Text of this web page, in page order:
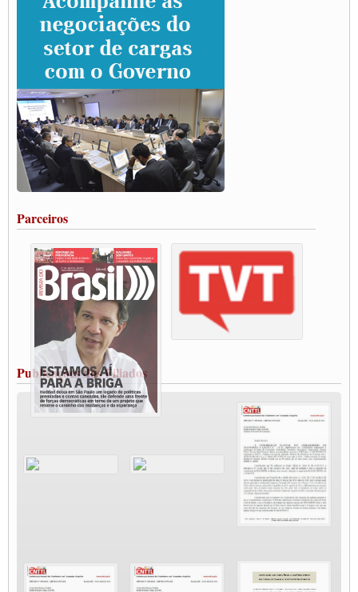
CNTTL e lideranças de caminhoneiros participam de debate sobre saúde nas
rodovias
Paulinho e Litti debatem política global para transporte rodoviário de cargas na
SUTCRA no Uruguai
Grande Conquista da Categoria transporte de Cargas e Caminhoneiros Autonomos
ENCONTRO INTERNACIONAL EM APOIO A CLASSE TRABALHADORA
DO BRASIL E A ELEIÇÃO 2022
Carta às Brasileiras e aos Brasileiros em Defesa do Estado Democrático de Direito
Paulinho, presidente da CNTTL, faz balanço do 3º Congresso da CNTTL
Caminhoneiros aprovam greve a partir do 1º de novembro
Rodoviários de Feira Santana fazem Assembleia para avaliar proposta de reajuste
salarial
Vacina Já: Lockdown de 24 horas dos trabalhadores em transportes está mantido,
Condutores de Guarulhos farão greve sanitária nesta terça-feira (20)
Paralisação dos Caminhoneiros na #BR285, entrocamento que liga o Mercosul ao
Rio Grande
Caminhoneiros bloqueiam duas faixas na Castello Branco e fazem protesto
Modal-Live #13 Aumento da Violência Contra Mulher e o Adoecimento da Classe
Trabalhadora em Tempos de Pandemia
MODAL-LIVE#12 POLÍTICAS PÚBLICAS DE TRANSPORTE PARA A
CLASSE TRABALHADORA E ELEIÇÕES NA PANDEMIA
MODAL-LIVE#11 POLÍTICAS PÚBLICAS DE TRANSPORTE
JUVENTUDE DO TRANSPORTE: POR QUE DEVEMOS NOS ORGANIZAR?
Fabio Primo testa positivo para Coronavírus, mas está bem de saúde
Modal-Live#9 Quais são os direitos dos trabalhador@s que contraem a Covid-19 na
Participe da Campanha Fora Bolsonaro
CNTTL e FECOOTAC apoiam Campanha de testes de COVID-19 para
MODAL-LIVE#8 - Lideranças sindicais da CNTTL, CGTB e dos caminhoneiros
O PAPEL DA ITF E FUTAC NAS LUTAS, EMPREGO, DIREITOS EM
ESCALA GLOBAL E DA DEFESA DA VIDA
Parceiros
Publicações dos Filiados